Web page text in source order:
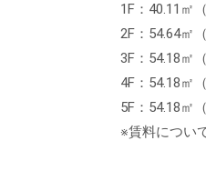
1F：40.11㎡
2F：54.64㎡
3F：54.18㎡
4F：54.18㎡
5F：54.18㎡
※賃料につい